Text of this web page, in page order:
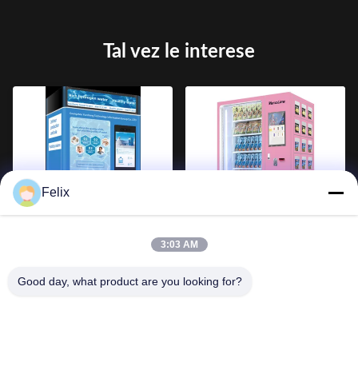
Tal vez le interese
Dispensador de agua caliente
expendedoras inteligentes de
321 máquinas expendedoras
teléfono accesorios máquina
Felix
3:03 AM
Good day, what product are you looking for?